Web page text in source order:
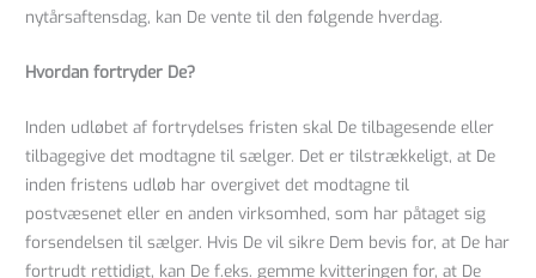
nytårsaftensdag, kan De vente til den følgende hverdag.
Hvordan fortryder De?
Inden udløbet af fortrydelses fristen skal De tilbagesende eller
tilbagegive det modtagne til sælger. Det er tilstrækkeligt, at De
inden fristens udløb har overgivet det modtagne til
postvæsenet eller en anden virksomhed, som har påtaget sig
forsendelsen til sælger. Hvis De vil sikre Dem bevis for, at De har
fortrudt rettidigt, kan De f.eks. gemme kvitteringen for, at De